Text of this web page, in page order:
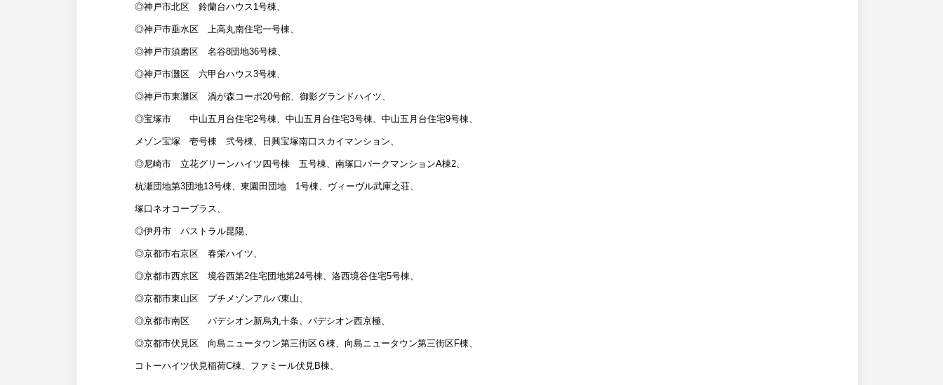
◎神戸市北区 鈴蘭台ハウス1号棟、
◎神戸市垂水区 上高丸南住宅一号棟、
◎神戸市須磨区 名谷8団地36号棟、
◎神戸市灘区 六甲台ハウス3号棟、
◎神戸市東灘区 渦が森コーポ20号館、御影グランドハイツ、
◎宝塚市 中山五月台住宅2号棟、中山五月台住宅3号棟、中山五月台住宅9号棟、
メゾン宝塚 壱号棟 弐号棟、日興宝塚南口スカイマンション、
◎尼崎市 立花グリーンハイツ四号棟 五号棟、南塚口パークマンションA棟2、
杭瀬団地第3団地13号棟、東園田団地 1号棟、ヴィーヴル武庫之荘、
塚口ネオコープラス、
◎伊丹市 パストラル昆陽、
◎京都市右京区 春栄ハイツ、
◎京都市西京区 境谷西第2住宅団地第24号棟、洛西境谷住宅5号棟、
◎京都市東山区 プチメゾンアルバ東山、
◎京都市南区 パデシオン新烏丸十条、パデシオン西京極、
◎京都市伏見区 向島ニュータウン第三街区Ｇ棟、向島ニュータウン第三街区F棟、
コトーハイツ伏見稲荷C棟、ファミール伏見B棟、